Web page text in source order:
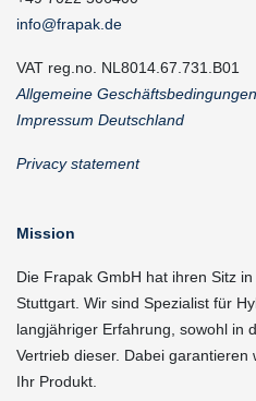
info@frapak.de
VAT reg.no. NL8014.67.731.B01
Allgemeine Geschäftsbedingungen
Impressum Deutschland
Privacy statement
Mission
Die Frapak GmbH hat ihren Sitz
Stuttgart. Wir sind Spezialist für
langjähriger Erfahrung, sowohl in
Vertrieb dieser. Dabei
Ihr Produkt.